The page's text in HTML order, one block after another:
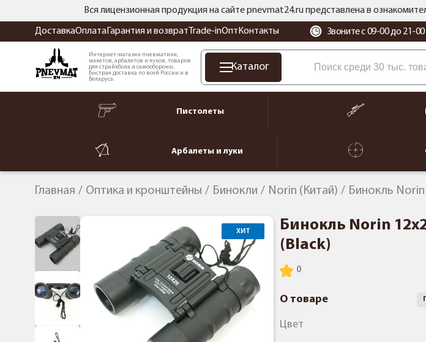
Вся лицензионная продукция на сайте pnevmat24.ru представлена в
ДоставкаОплата Гарантия и возврат Trade-inОпт Контакты Звоните с 09-00 до 21-
Интернет-магазин пневматики,
макетов, арбалетов и луков, товаров
для страйкбола и самообороны.
Быстрая доставка по всей России и в
Беларусь.
Каталог
Пистолеты
Арбалеты и луки
Главная Оптика и кронштейны Бинокли Norin (Китай) Бинокль
ХИТ
Бинокль Norin
(Black)
О товаре
Цвет